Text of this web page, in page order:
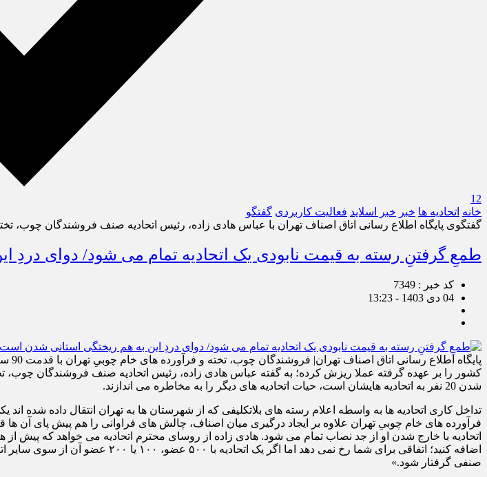
12
خانه اتحادیه ها خبر خبر اسلايد فعالیت کاربردی گفتگو
گفتگوی پایگاه اطلاع رسانی اتاق اصناف تهران با عباس هادی زاده، رئیس اتحادیه صنف فروشندگان چوب،
طمعِ گرفتنِ رسته به قیمت نابودی یک اتحادیه تمام می شود/ دوای
کد خبر : 7349
04 دی 1403 - 13:23
کشور را بر عهده گرفته عملا ریزش کرده؛ به گفته عباس هادی زاده، رئیس اتحادیه صنف فروشندگان
شدن 20 نفر به اتحادیه هایشان است، حیات اتحادیه های دیگر را به مخاطره می اندازند.
تداخل کاری اتحادیه ها به واسطه اعلام رسته های بلاتکلیفی که از شهرستان ها به تهران انتقال داده
فرآورده های خام چوبیِ تهران علاوه بر ایجاد درگیری میان اصناف، چالش های فراوانی را هم پیش پای آن
اضافه کنید؛ اتفاقی برای شما رخ نمی
صنفی گرفتار شود.»